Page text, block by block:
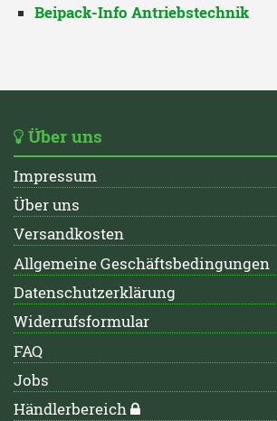
Beipack-Info Antriebstechnik
Über uns
Impressum
Über uns
Versandkosten
Allgemeine Geschäftsbedingungen
Datenschutzerklärung
Widerrufsformular
FAQ
Jobs
Händlerbereich